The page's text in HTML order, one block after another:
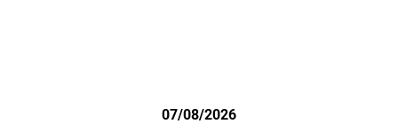
07/08/2026